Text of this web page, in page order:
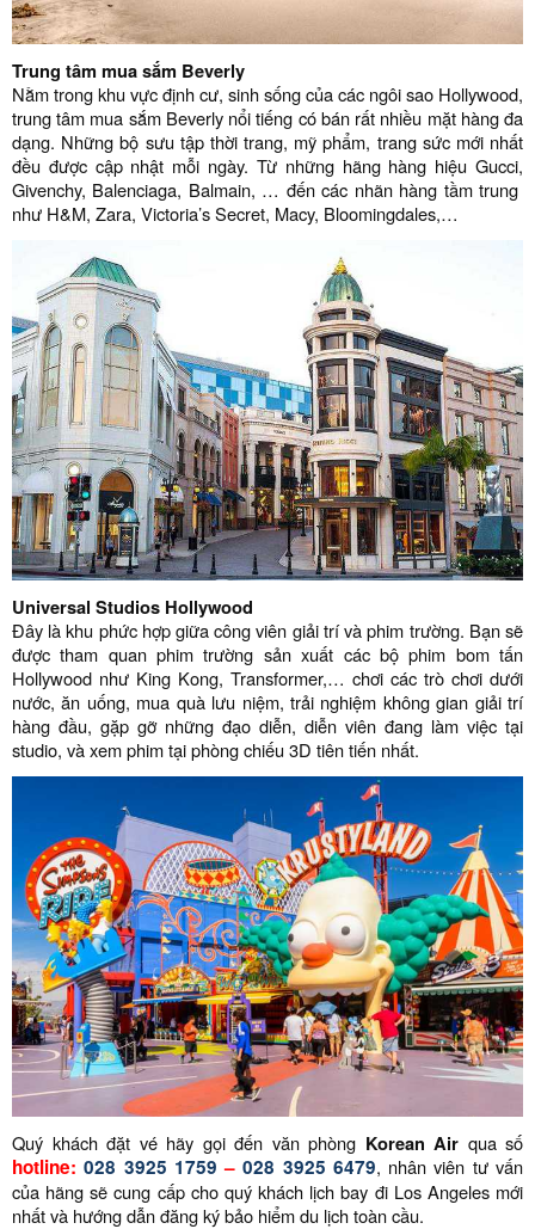
Trung tâm mua sắm Beverly
Nằm trong khu vực định cư, sinh sống của các ngôi sao Hollywood,
trung tâm mua sắm Beverly nổi tiếng có bán rất nhiều mặt hàng đa
dạng. Những bộ sưu tập thời trang, mỹ phẩm, trang sức mới nhất
đều được cập nhật mỗi ngày. Từ những hãng hàng hiệu Gucci,
Givenchy, Balenciaga, Balmain, … đến các nhãn hàng tầm trung
như H&M, Zara, Victoria’s Secret, Macy, Bloomingdales,…
Universal Studios Hollywood
Đây là khu phức hợp giữa công viên giải trí và phim trường. Bạn sẽ
được tham quan phim trường sản xuất các bộ phim bom tấn
Hollywood như King Kong, Transformer,… chơi các trò chơi dưới
nước, ăn uống, mua quà lưu niệm, trải nghiệm không gian giải trí
hàng đầu, gặp gỡ những đạo diễn, diễn viên đang làm việc tại
studio, và xem phim tại phòng chiếu 3D tiên tiến nhất.
Quý khách đặt vé hãy gọi đến văn phòng Korean Air qua số
hotline:028 3925 1759 –028 3925 6479, nhân viên tư vấn
của hãng sẽ cung cấp cho quý khách lịch bay đi Los Angeles mới
nhất và hướng dẫn đăng ký bảo hiểm du lịch toàn cầu.